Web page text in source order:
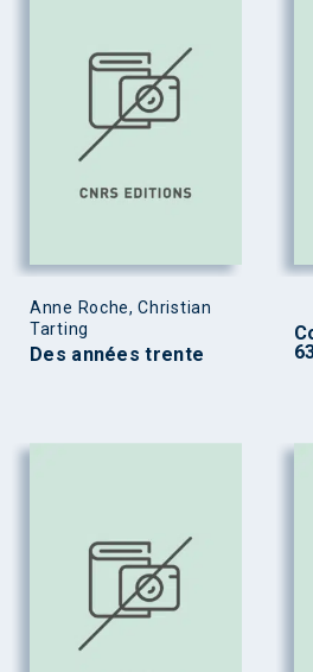
Anne Roche, Christian
Tarting
Des années trente